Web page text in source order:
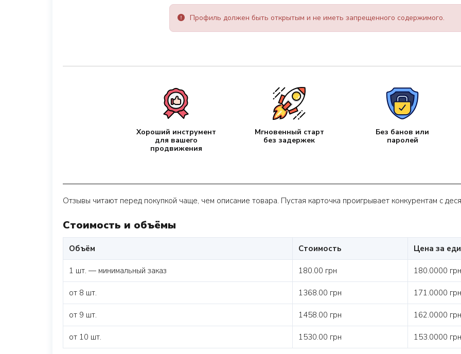
Профиль должен быть открытым и не иметь запрещенного содержимого.
Хороший инструмент
для вашего
продвижения
Мгновенный старт
без задержек
Без банов или
паролей
Отзывы читают перед покупкой чаще, чем описание товара. Пустая карточка проигрывает конкурентам с
Стоимость и объёмы
Объём Стоимость Цена за
1 шт. — минимальный заказ 180.00 грн 180.0000 грн
от 8 шт. 1368.00 грн 171.0000
от 9 шт. 1458.00 грн 162.0000
от 10 шт. 1530.00 грн 153.0000